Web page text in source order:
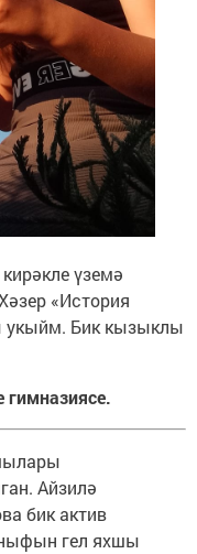
үземә
«История
укыйм. Бик кызыклы
гимназиясе.
Айзилә
бик актив
гел яхшы